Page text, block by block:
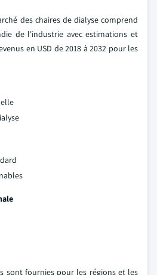
des chaires de dialyse comprend
de l'industrie avec estimations et
en USD de 2018 à 2032 pour les
sont fournies pour les régions et les